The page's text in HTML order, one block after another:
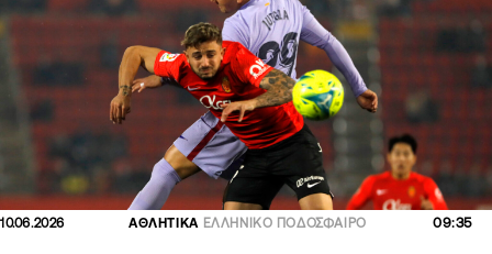
10.06.2026 ΑΘΛΗΤΙΚΑ ΕΛΛΗΝΙΚΟ ΠΟΔΟΣΦΑΙΡΟ 09:35